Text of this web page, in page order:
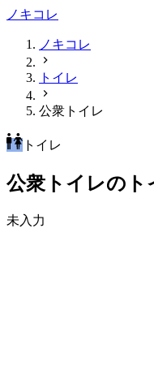
ノキコレ
ノキコレ
トイレ
公衆トイレ
トイレ
公衆トイレのト
未入力